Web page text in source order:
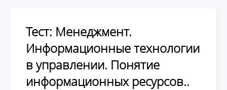
Тест: Менеджмент.
Информационные технологии
в управлении. Понятие
информационных ресурсов..